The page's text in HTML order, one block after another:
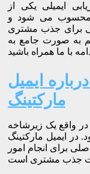
ایمیلی یکی از
محسوب می شود و
برای جذب مشتری
به صورت جامع به
ایمیل
مارکتینگ
در واقع یک زیرشاخه
ایمیل مارکتینگ
برای انجام امور